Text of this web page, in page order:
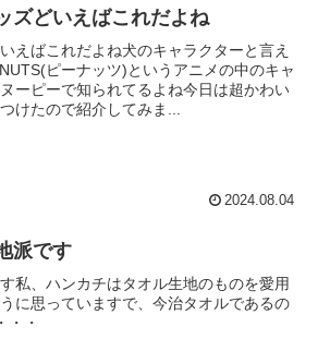
ズどいえばこれだよね
えばこれだよね犬のキャラクターと言え
ピーナッツ)というアニメの中のキャ
ーピーで知られてるよね今日は超かわい
けたので紹介してみま...
2024.08.04
派です
私、ハンカチはタオル生地のものを愛用
に思っていますで、今治タオルであるの
・・